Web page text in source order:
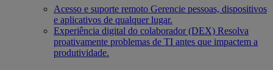
Acesso e suporte remoto Gerencie pessoas, dispositivos
e aplicativos de qualquer lugar.
Experiência digital do colaborador (DEX) Resolva
proativamente problemas de TI antes que impactem a
produtividade.